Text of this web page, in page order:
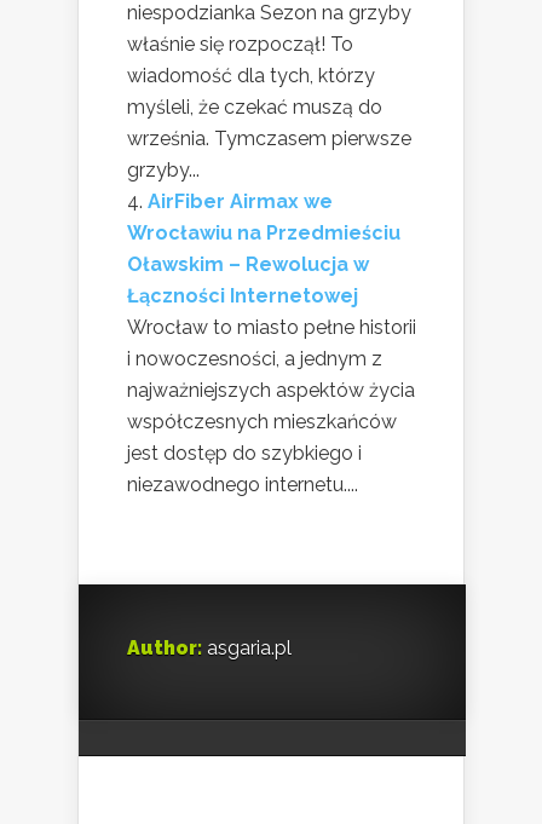
niespodzianka Sezon na grzyby
właśnie się rozpoczął! To
wiadomość dla tych, którzy
myśleli, że czekać muszą do
września. Tymczasem pierwsze
grzyby...
AirFiber Airmax we
Wrocławiu na Przedmieściu
Oławskim – Rewolucja w
Łączności Internetowej
Wrocław to miasto pełne historii
i nowoczesności, a jednym z
najważniejszych aspektów życia
współczesnych mieszkańców
jest dostęp do szybkiego i
niezawodnego internetu....
Author: asgaria.pl